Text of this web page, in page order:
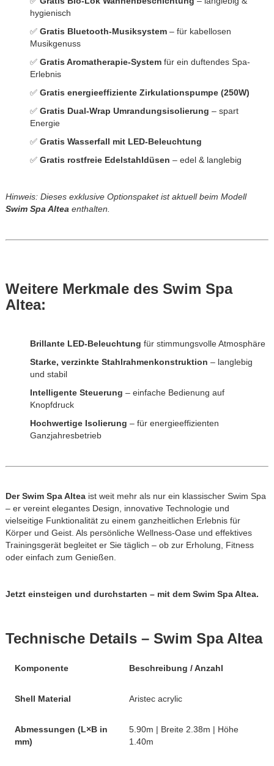
hygienisch
✅ Gratis Bluetooth-Musiksystem– für kabellosen
Musikgenuss
✅ Gratis Aromatherapie-Systemfür ein duftendes Spa-
Erlebnis
✅ Gratis energieeffiziente Zirkulationspumpe (250W)
✅ Gratis Dual-Wrap Umrandungsisolierung – spart
Energie
✅ Gratis Wasserfall mit LED-Beleuchtung
✅ Gratis rostfreie Edelstahldüsen – edel & langlebig
Hinweis: Dieses exklusive Optionspaket ist aktuell beim Modell
Swim Spa Altea enthalten.
Weitere Merkmale des Swim Spa
Altea:
Brillante LED-Beleuchtung für stimmungsvolle Atmosphäre
Starke, verzinkte Stahlrahmenkonstruktion – langlebig
und stabil
Intelligente Steuerung – einfache Bedienung auf
Knopfdruck
Hochwertige Isolierung – für energieeffizienten
Ganzjahresbetrieb
Der Swim Spa Alteaist weit mehr als nur ein klassischer Swim Spa
– er vereint elegantes Design, innovative Technologie und
vielseitige Funktionalität zu einem ganzheitlichen Erlebnis für
Körper und Geist. Als persönliche Wellness-Oase und effektives
Trainingsgerät begleitet er Sie täglich – ob zur Erholung, Fitness
oder einfach zum Genießen.
Jetzt einsteigen und durchstarten – mit dem Swim Spa Altea.
Technische Details – Swim Spa Altea
Komponente Beschreibung / Anzahl
Shell Material Aristec acrylic
Abmessungen (L×B in
mm)
5.90m | Breite 2.38m | Höhe
1.40m